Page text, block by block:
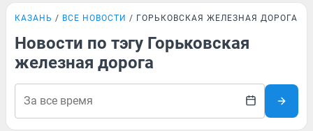
КАЗАНЬ ВСЕ НОВОСТИ ГОРЬКОВСКАЯ ЖЕЛЕЗНАЯ ДОРОГА
Новости по тэгу Горьковская
железная дорога